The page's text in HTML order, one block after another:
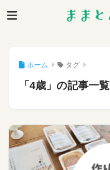
ホーム タグ
「4歳」の記事一覧